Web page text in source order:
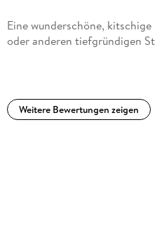
Eine wunderschöne,
oder anderen tiefgründigen
Weitere Bewertungen zeigen